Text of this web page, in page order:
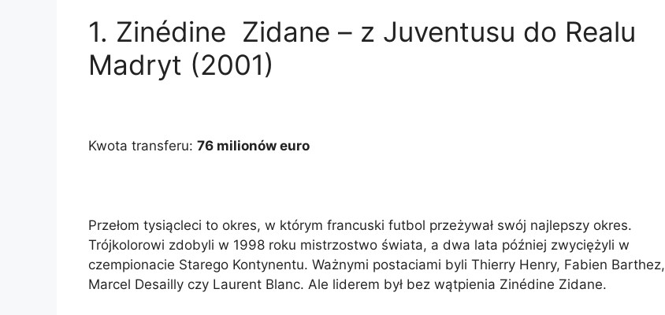
1. Zinédine Zidane – z Juventusu do Realu
Madryt (2001)
Kwota transferu: 76 milionów euro
Przełom tysiącleci to okres, w którym francuski futbol przeżywał swój najlepszy okres.
Trójkolorowi zdobyli w 1998 roku mistrzostwo świata, a dwa lata później zwyciężyli w
czempionacie Starego Kontynentu. Ważnymi postaciami byli Thierry Henry, Fabien Barthez,
Marcel Desailly czy Laurent Blanc. Ale liderem był bez wątpienia Zinédine Zidane.